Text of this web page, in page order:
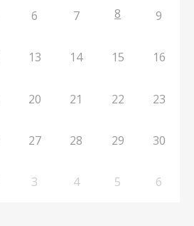
6 7 8 9
13 14 15 16
20 21 22 23
27 28 29 30
3 4 5 6